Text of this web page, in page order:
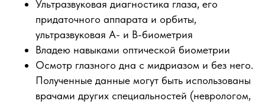
Ультразвуковая диагностика глаза, его
придаточного аппарата и орбиты,
ультразвуковая А- и В-биометрия
Владею навыками оптической биометрии
Осмотр глазного дна с мидриазом и без него.
Полученные данные могут быть использованы
врачами других специальностей (неврологом,